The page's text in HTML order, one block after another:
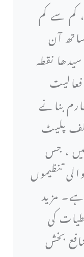
سے کم
آن
نقطہ
بنانے
پلیٹ
، جس
تنظیموں
مزید
کی
بخش